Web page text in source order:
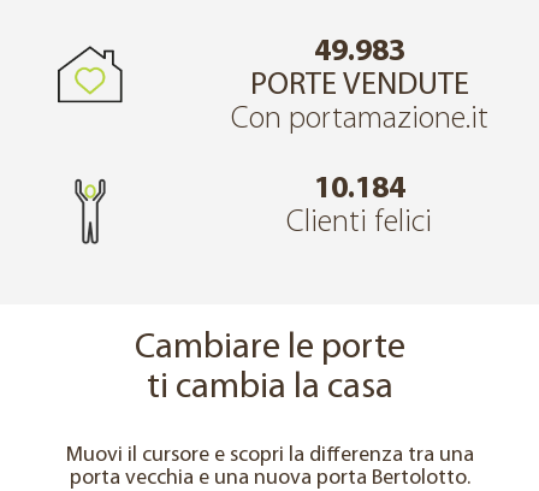
49.983
PORTE VENDUTE
Con portamazione.it
10.184
Clienti felici
Cambiare le porte
ti cambia la casa
PRIMA DOPO
Muovi il cursore e scopri la differenza tra una
porta vecchia e una nuova porta Bertolotto.